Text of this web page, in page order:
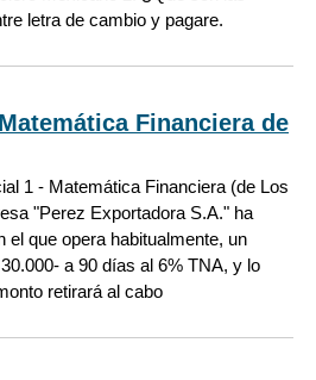
letra de cambio y pagare.
Financiera de
1 - Matemática Financiera (de Los
"Perez Exportadora S.A." ha
el que opera habitualmente, un
a 90 días al 6% TNA, y lo
retirará al cabo